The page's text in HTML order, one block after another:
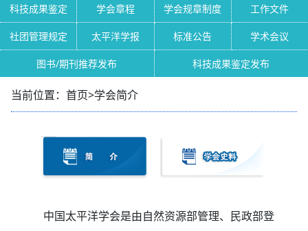
科技成果鉴定 学会章程 学会规章制度 工作文件
社团管理规定 太平洋学报 标准公告 学术会议
图书/期刊推荐发布 科技成果鉴定发布
当前位置：首页>学会简介
中国太平洋学会是由自然资源部管理、民政部登